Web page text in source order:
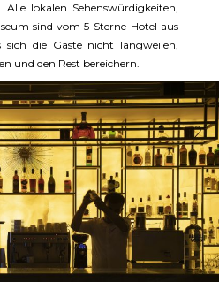
lokalen Sehenswürdigkeiten,
sind vom 5-Sterne-Hotel aus
sich die Gäste nicht langweilen,
und den Rest bereichern.